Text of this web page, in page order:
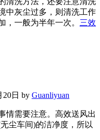
中灰尘过多，则清洗工作
，一般为半年一次。 三效
20日 by Guanliyuan
情需要注意。高效送风出
尘车间)的洁净度，所以